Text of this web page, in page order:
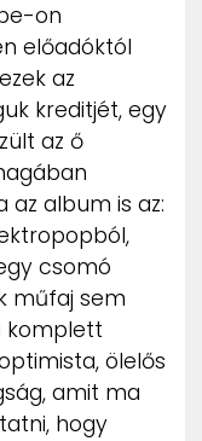
on
előadóktól
az
kreditjét, egy
az ő
az album is az:
csomó
műfaj sem
komplett
ölelős
amit ma
hogy